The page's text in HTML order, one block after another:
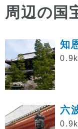
周辺の国
知
六